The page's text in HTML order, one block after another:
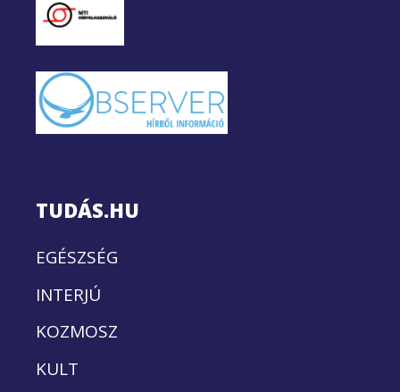
TUDÁS.HU
EGÉSZSÉG
INTERJÚ
KOZMOSZ
KULT